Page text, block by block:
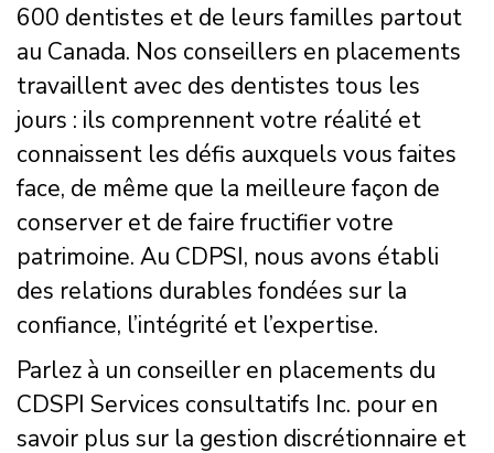
600 dentistes et de leurs familles partout
au Canada. Nos conseillers en placements
travaillent avec des dentistes tous les
jours : ils comprennent votre réalité et
connaissent les défis auxquels vous faites
face, de même que la meilleure façon de
conserver et de faire fructifier votre
patrimoine. Au CDPSI, nous avons établi
des relations durables fondées sur la
confiance, l’intégrité et l’expertise.
Parlez à un conseiller en placements du
CDSPI Services consultatifs Inc. pour en
savoir plus sur la gestion discrétionnaire et